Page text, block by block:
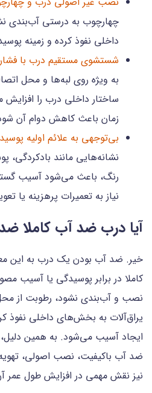
چهارچوب به درستی آب‌بندی
داخلی نفوذ کرده و زمینه
شستشوی مستقیم درب با
به ویژه روی لبه‌ها و محل
ساختار داخلی درب را
زمان باعث کاهش دوام آن
بی‌توجهی به علائم اولیه
نشانه‌هایی مانند بادکردگی،
رنگ، باعث می‌شود آسیب
نیاز به تعمیرات پرهزینه یا
آیا درب ضد آب کاملا
خیر. ضد آب بودن یک درب به این
کاملا در برابر پوسیدگی یا آسیب
نصب و آب‌بندی نشود، رطوبت از
یراق‌آلات به بخش‌های داخلی نفوذ
ایجاد آسیب می‌شود. به همین
ضد آب باکیفیت، نصب اصولی،
نیز نقش مهمی در افزایش طول عمر